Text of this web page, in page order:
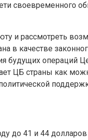
своевременного
и рассмотреть
качестве
будущих операций
ЦБ страны как
41 и 44 долларов